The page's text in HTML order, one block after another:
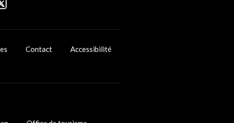
Contact
Accessibilité